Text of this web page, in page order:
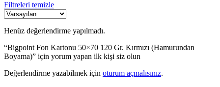
Filtreleri temizle
Henüz değerlendirme yapılmadı.
“Bigpoint Fon Kartonu 50×70 120 Gr. Kırmızı (Hamurundan
Boyama)” için yorum yapan ilk kişi siz olun
Değerlendirme yazabilmek için oturum açmalısınız.